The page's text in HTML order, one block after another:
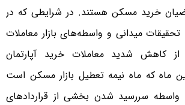
خرید مسکن هستند. در شرایطی که در
تحقیقات میدانی و واسطه‌‌‌‌های بازار معاملات
کاهش شدید معاملات خرید آپارتمان
ماه که ماه نیمه تعطیل بازار مسکن است
واسطه سررسید شدن بخشی از قراردادهای